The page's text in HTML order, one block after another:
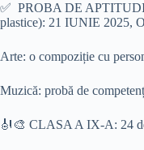
✅ ️ PROBA DE
plastice): 21 IUNIE 2025,
Arte: o compoziție cu
Muzică: probă de
🎻🎨 CLASA A IX-A: 24